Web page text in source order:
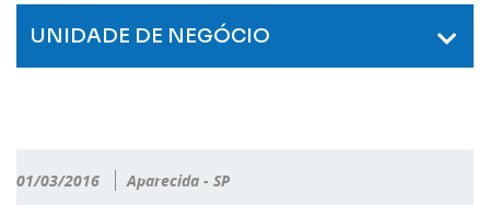
UNIDADE DE NEGÓCIO
01/03/2016 Aparecida - SP